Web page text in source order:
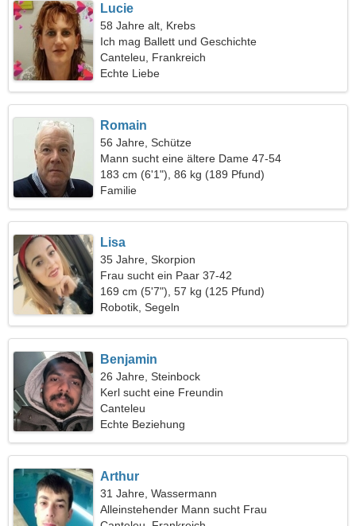
Lucie
58 Jahre alt, Krebs
Ich mag Ballett und Geschichte
Canteleu, Frankreich
Echte Liebe
Romain
56 Jahre, Schütze
Mann sucht eine ältere Dame 47-54
183 cm (6'1"), 86 kg (189 Pfund)
Familie
Lisa
35 Jahre, Skorpion
Frau sucht ein Paar 37-42
169 cm (5'7"), 57 kg (125 Pfund)
Robotik, Segeln
Benjamin
26 Jahre, Steinbock
Kerl sucht eine Freundin
Canteleu
Echte Beziehung
Arthur
31 Jahre, Wassermann
Alleinstehender Mann sucht Frau